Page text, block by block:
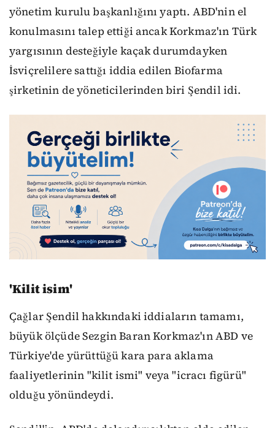
yönetim kurulu başkanlığını yaptı. ABD'nin el
konulmasını talep ettiği ancak Korkmaz'ın Türk
yargısının desteğiyle kaçak durumdayken
İsviçrelilere sattığı iddia edilen Biofarma
şirketinin de yöneticilerinden biri Şendil idi.
'Kilit isim'
Çağlar Şendil hakkındaki iddiaların tamamı,
büyük ölçüde Sezgin Baran Korkmaz'ın ABD ve
Türkiye'de yürüttüğü kara para aklama
faaliyetlerinin "kilit ismi" veya "icracı figürü"
olduğu yönündeydi.